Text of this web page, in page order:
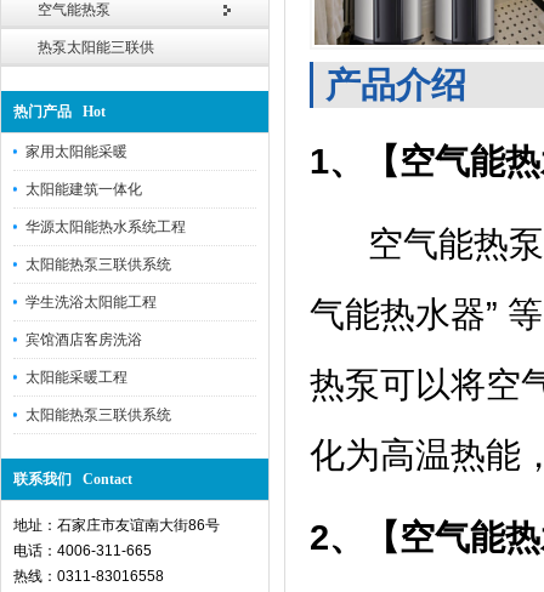
空气能热泵
热泵太阳能三联供
热门产品 Hot
家用太阳能采暖
太阳能建筑一体化
华源太阳能热水系统工程
太阳能热泵三联供系统
学生洗浴太阳能工程
宾馆酒店客房洗浴
太阳能采暖工程
太阳能热泵三联供系统
联系我们 Contact
地址：石家庄市友谊南大街86号
电话：4006-311-665
热线：0311-83016558
产品介绍
1、【空气能
空气能热泵
气能热水器”
热泵可以将空
化为高温热能
2、【空气能